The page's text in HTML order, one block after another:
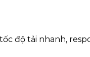
độ tải nhanh,